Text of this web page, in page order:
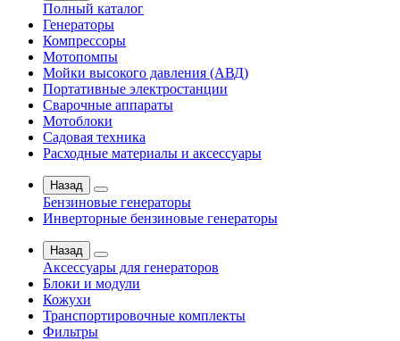
Полный каталог
Генераторы
Компрессоры
Мотопомпы
Мойки высокого давления (АВД)
Портативные электростанции
Сварочные аппараты
Мотоблоки
Садовая техника
Расходные материалы и аксессуары
Назад
Бензиновые генераторы
Инверторные бензиновые генераторы
Назад
Аксессуары для генераторов
Блоки и модули
Кожухи
Транспортировочные комплекты
Фильтры